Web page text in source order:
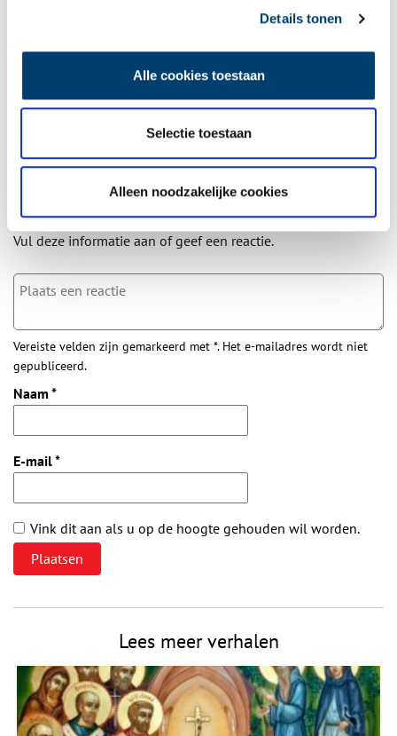
Details tonen
Alle cookies toestaan
Selectie toestaan
Alleen noodzakelijke cookies
Wilt u op de hoogte blijven van de mooiste verhalen en het
wekelijkse nieuwsbrief!
Bij inschrijving gaat u akkoord met onsprivacybeleid
Aanvullingen
Vul deze informatie aan of geef een reactie.
Vereiste velden zijn gemarkeerd met *. Het e-mailadres wordt niet
gepubliceerd.
Naam *
E-mail*
Vink dit aan als u op de hoogte gehouden wil worden.
Lees meer verhalen